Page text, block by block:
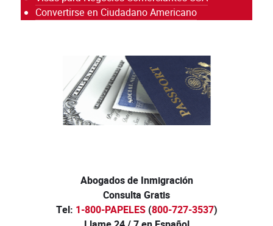
Convertirse en Ciudadano Americano
Abogados de Inmigración
Consulta Gratis
Tel: 1-800-PAPELES(800-727-3537)